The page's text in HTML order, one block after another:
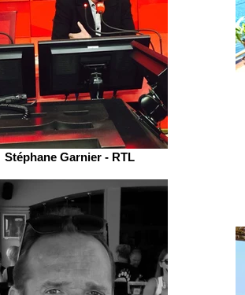
Stéphane Garnier - RTL